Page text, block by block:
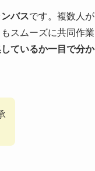
バスです。複数人が
スムーズに共同作業
ているか一目で分か